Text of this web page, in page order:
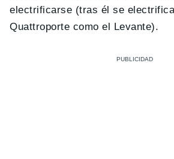
electrificarse (tras él se
Quattroporte como el Levante).